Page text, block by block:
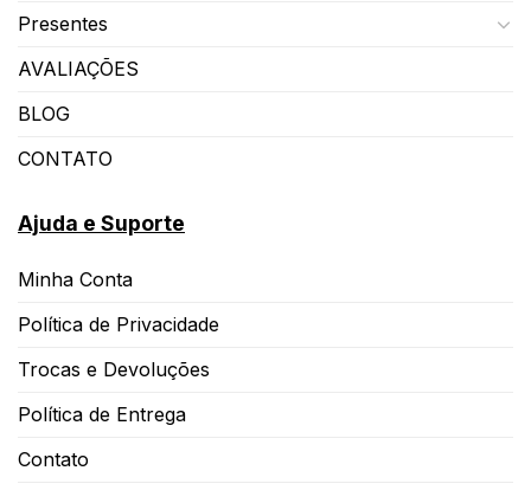
Presentes
AVALIAÇÕES
BLOG
CONTATO
Ajuda e Suporte
Minha Conta
Política de Privacidade
Trocas e Devoluções
Política de Entrega
Contato